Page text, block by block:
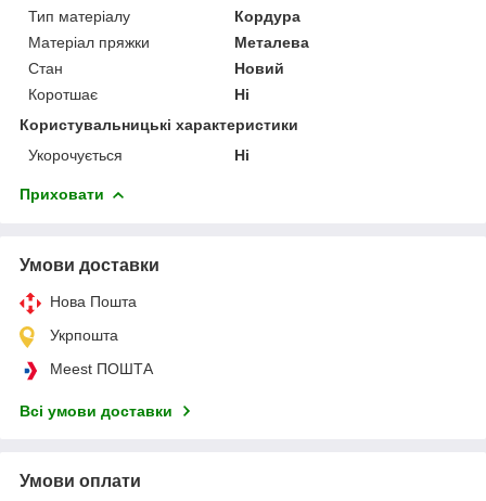
Тип матеріалу
Кордура
Матеріал пряжки
Металева
Стан
Новий
Коротшає
Ні
Користувальницькі характеристики
Укорочується
Ні
Приховати
Умови доставки
Нова Пошта
Укрпошта
Meest ПОШТА
Всі умови доставки
Умови оплати